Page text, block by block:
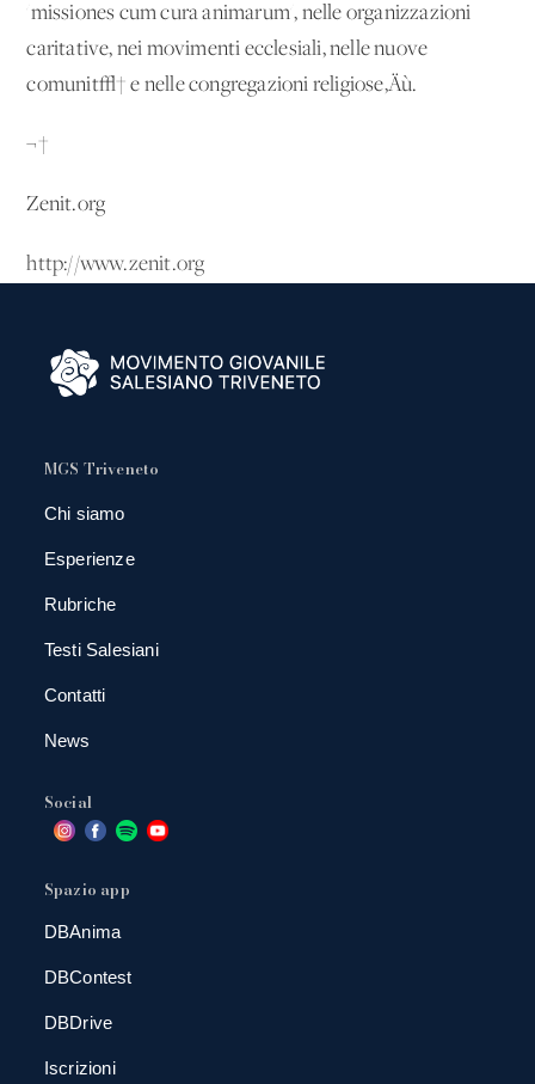
'missiones cum cura animarum', nelle organizzazioni
caritative, nei movimenti ecclesiali, nelle nuove
comunit√† e nelle congregazioni religiose‚Äù.
¬†
Zenit.org
http://www.zenit.org
MGS Triveneto
Chi siamo
Esperienze
Rubriche
Testi Salesiani
Contatti
News
Social
Spazio app
DBAnima
DBContest
DBDrive
Iscrizioni